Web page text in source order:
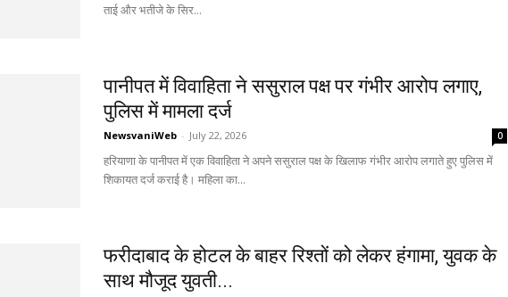
ताई और भतीजे के सिर...
पानीपत में विवाहिता ने ससुराल पक्ष पर गंभीर आरोप लगाए,
पुलिस में मामला दर्ज
NewsvaniWeb - July 22, 2026 0
हरियाणा के पानीपत में एक विवाहिता ने अपने ससुराल पक्ष के खिलाफ गंभीर आरोप लगाते हुए पुलिस में
शिकायत दर्ज कराई है। महिला का...
फरीदाबाद के होटल के बाहर रिश्तों को लेकर हंगामा, युवक के
साथ मौजूद युवती...